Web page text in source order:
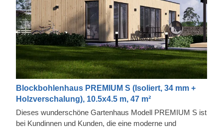
Blockbohlenhaus PREMIUM S (Isoliert, 34 mm +
Holzverschalung), 10.5x4.5 m, 47 m²
Dieses wunderschöne Gartenhaus Modell PREMIUM S ist
bei Kundinnen und Kunden, die eine moderne und